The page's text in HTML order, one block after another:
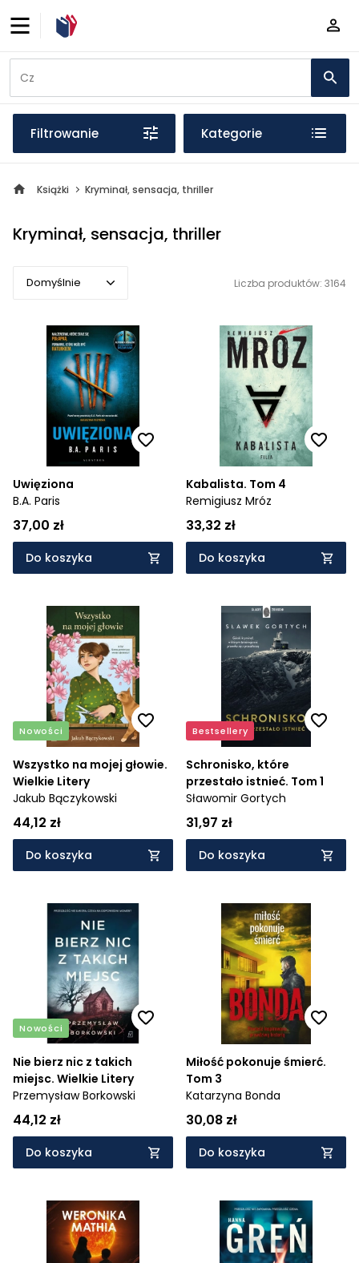
Filtrowanie Kategorie
Książki Kryminał, sensacja, thriller
Kryminał, sensacja, thriller
Domyślnie
Domyślnie
Popularne
Cena rosnąco
Cena malejąco
Od najnowszych
Od najstarszych
Liczba produktów: 3164
Uwięziona
B.A. Paris
37,00 zł
Do koszyka
Kabalista. Tom 4
Remigiusz Mróz
33,32 zł
Do koszyka
Nowości
Wszystko na mojej głowie.
Wielkie Litery
Jakub Bączykowski
44,12 zł
Do koszyka
Bestsellery
Schronisko, które
przestało istnieć. Tom 1
Sławomir Gortych
31,97 zł
Do koszyka
Nowości
Nie bierz nic z takich
miejsc. Wielkie Litery
Przemysław Borkowski
44,12 zł
Do koszyka
Miłość pokonuje śmierć.
Tom 3
Katarzyna Bonda
30,08 zł
Do koszyka